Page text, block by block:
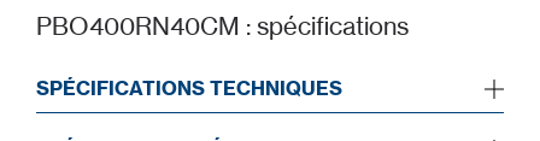
PBO400RN40CM : spécifications
SPÉCIFICATIONS TECHNIQUES